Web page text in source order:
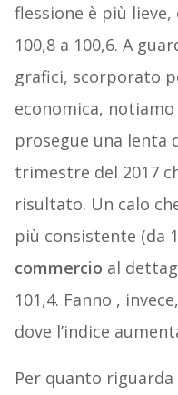
flessione è più lieve,
100,8 a 100,6. A
grafici, scorporato
economica,
prosegue una lenta
trimestre del 2017
risultato. Un calo
più consistente (da
commercio al
101,4. Fanno ,
dove l’indice
Per quanto